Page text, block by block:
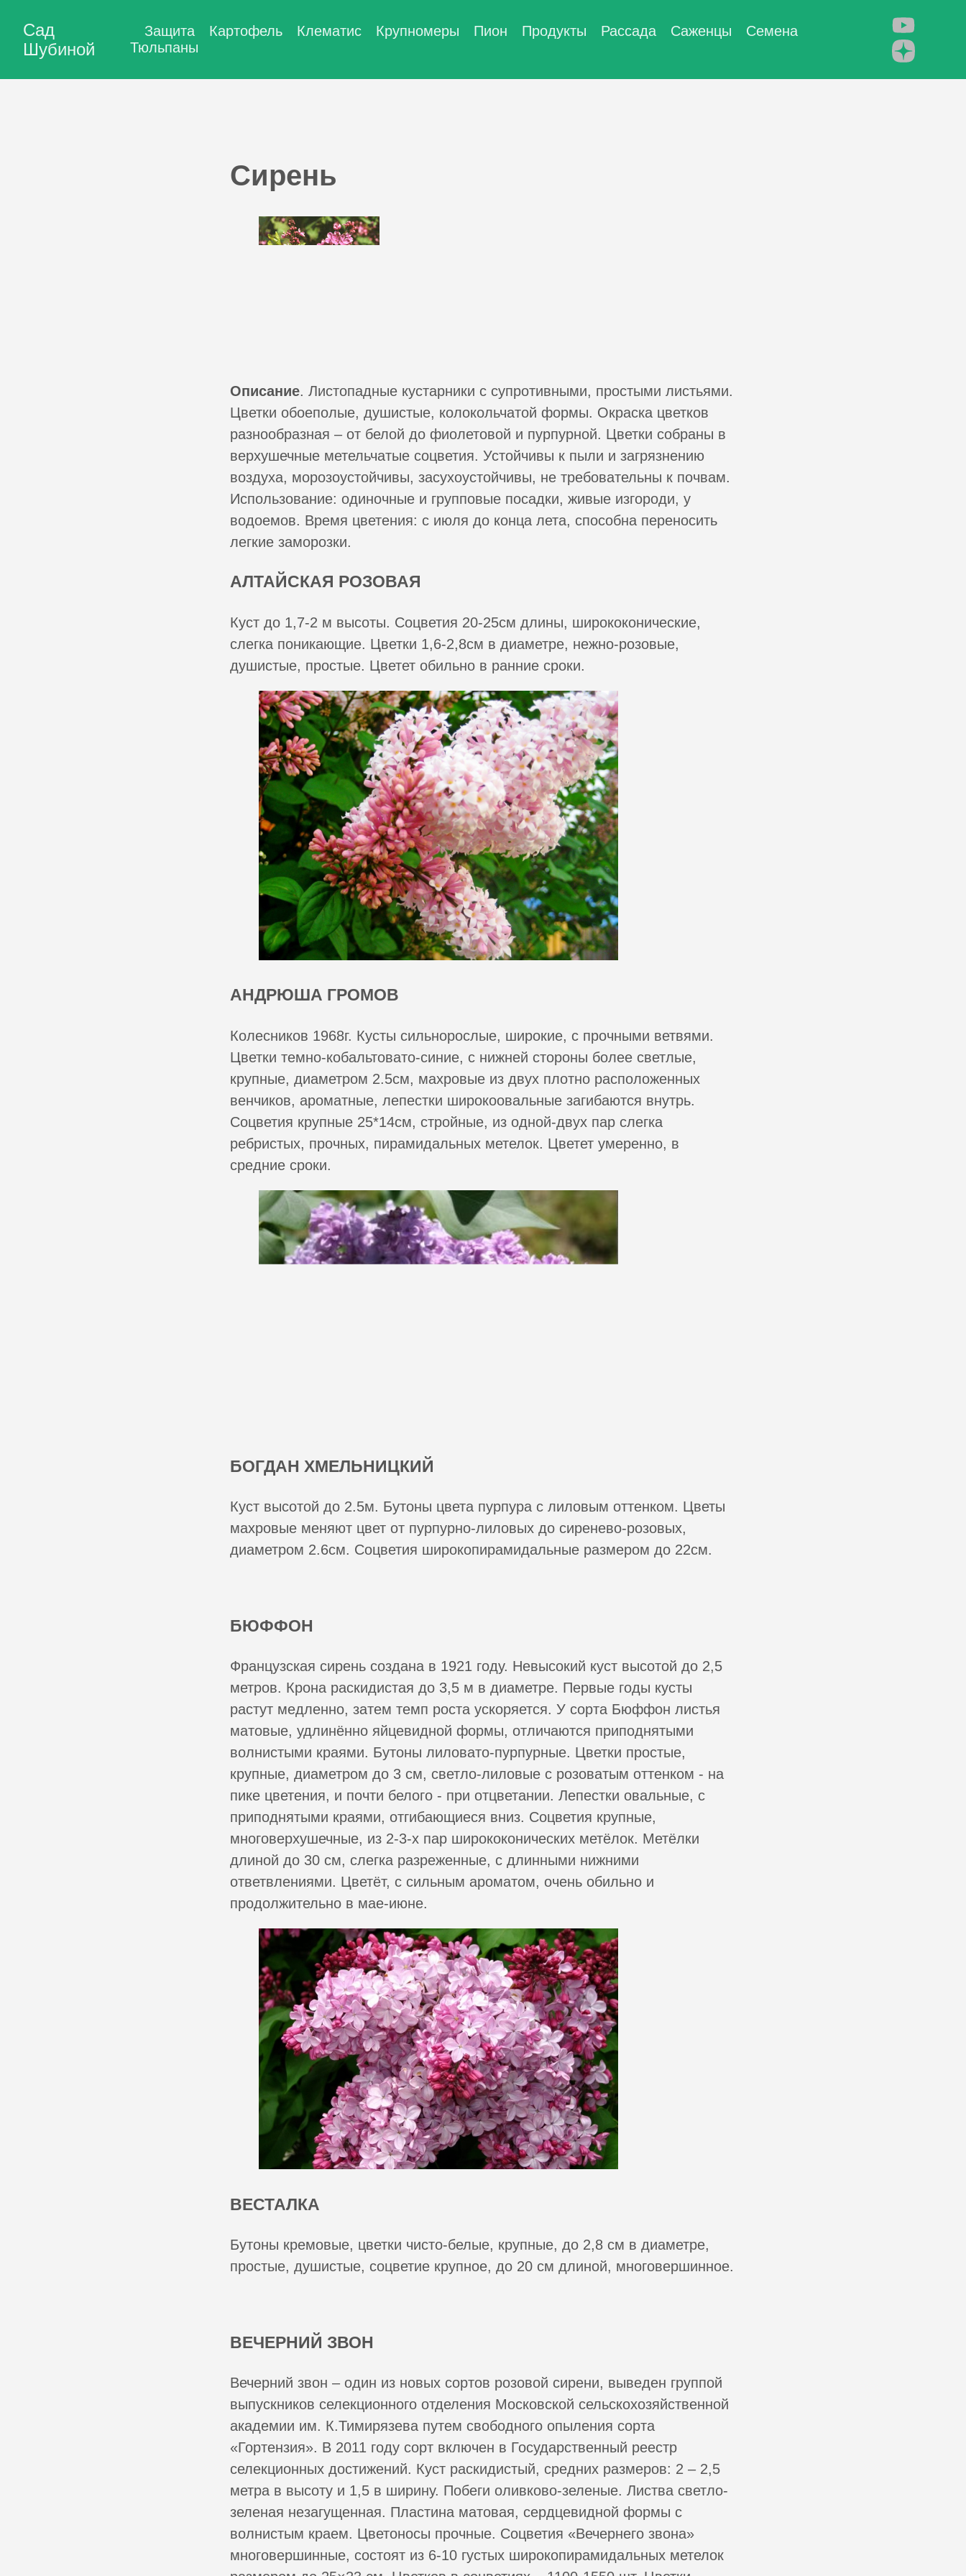
Сад
Шубиной
Защита Картофель Клематис Крупномеры Пион Продукты Рассада Саженцы
Семена
Тюльпаны
Сирень
Описание. Листопадные кустарники с супротивными, простыми листьями.
Цветки обоеполые, душистые, колокольчатой формы. Окраска цветков
разнообразная – от белой до фиолетовой и пурпурной. Цветки собраны в
верхушечные метельчатые соцветия. Устойчивы к пыли и загрязнению
воздуха, морозоустойчивы, засухоустойчивы, не требовательны к почвам.
Использование: одиночные и групповые посадки, живые изгороди, у
водоемов. Время цветения: с июля до конца лета, способна переносить
легкие заморозки.
АЛТАЙСКАЯ РОЗОВАЯ
Куст до 1,7-2 м высоты. Соцветия 20-25см длины, ширококонические,
слегка поникающие. Цветки 1,6-2,8см в диаметре, нежно-розовые,
душистые, простые. Цветет обильно в ранние сроки.
АНДРЮША ГРОМОВ
Колесников 1968г. Кусты сильнорослые, широкие, с прочными ветвями.
Цветки темно-кобальтовато-синие, с нижней стороны более светлые,
крупные, диаметром 2.5см, махровые из двух плотно расположенных
венчиков, ароматные, лепестки широкоовальные загибаются внутрь.
Соцветия крупные 25*14см, стройные, из одной-двух пар слегка
ребристых, прочных, пирамидальных метелок. Цветет умеренно, в
средние сроки.
БОГДАН ХМЕЛЬНИЦКИЙ
Куст высотой до 2.5м. Бутоны цвета пурпура с лиловым оттенком. Цветы
махровые меняют цвет от пурпурно-лиловых до сиренево-розовых,
диаметром 2.6см. Соцветия широкопирамидальные размером до 22см.
БЮФФОН
Французская сирень создана в 1921 году. Невысокий куст высотой до 2,5
метров. Крона раскидистая до 3,5 м в диаметре. Первые годы кусты
растут медленно, затем темп роста ускоряется. У сорта Бюффон листья
матовые, удлинённо яйцевидной формы, отличаются приподнятыми
волнистыми краями. Бутоны лиловато-пурпурные. Цветки простые,
крупные, диаметром до 3 см, светло-лиловые с розоватым оттенком - на
пике цветения, и почти белого - при отцветании. Лепестки овальные, с
приподнятыми краями, отгибающиеся вниз. Соцветия крупные,
многоверхушечные, из 2-3-х пар ширококонических метёлок. Метёлки
длиной до 30 см, слегка разреженные, с длинными нижними
ответвлениями. Цветёт, с сильным ароматом, очень обильно и
продолжительно в мае-июне.
ВЕСТАЛКА
Бутоны кремовые, цветки чисто-белые, крупные, до 2,8 см в диаметре,
простые, душистые, соцветие крупное, до 20 см длиной, многовершинное.
ВЕЧЕРНИЙ ЗВОН
Вечерний звон – один из новых сортов розовой сирени, выведен группой
выпускников селекционного отделения Московской сельскохозяйственной
академии им. К.Тимирязева путем свободного опыления сорта
«Гортензия». В 2011 году сорт включен в Государственный реестр
селекционных достижений. Куст раскидистый, средних размеров: 2 – 2,5
метра в высоту и 1,5 в ширину. Побеги оливково-зеленые. Листва светло-
зеленая незагущенная. Пластина матовая, сердцевидной формы с
волнистым краем. Цветоносы прочные. Соцветия «Вечернего звона»
многовершинные, состоят из 6-10 густых широкопирамидальных метелок